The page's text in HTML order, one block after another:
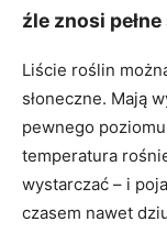
źle znosi pełne
Liście roślin
słoneczne. Mają
pewnego
temperatura
wystarczać – i
czasem nawet